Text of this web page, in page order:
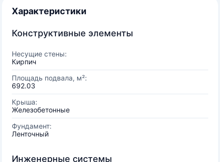
Характеристики
Конструктивные элементы
Несущие стены:
Кирпич
Площадь подвала, м²:
692.03
Крыша:
Железобетонные
Фундамент:
Ленточный
Инженерные системы